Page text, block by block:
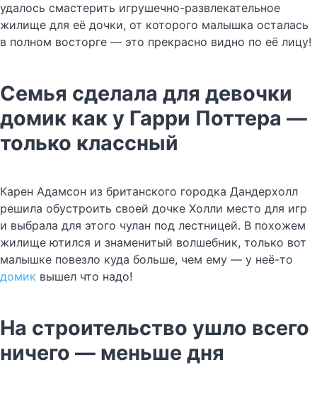
удалось смастерить игрушечно-развлекательное
жилище для её дочки, от которого малышка осталась
в полном восторге — это прекрасно видно по её лицу!
Семья сделала для девочки
домик как у Гарри Поттера —
только классный
Карен Адамсон из британского городка Дандерхолл
решила обустроить своей дочке Холли место для игр
и выбрала для этого чулан под лестницей. В похожем
жилище ютился и знаменитый волшебник, только вот
малышке повезло куда больше, чем ему — у неё-то
домик вышел что надо!
На строительство ушло всего
ничего — меньше дня